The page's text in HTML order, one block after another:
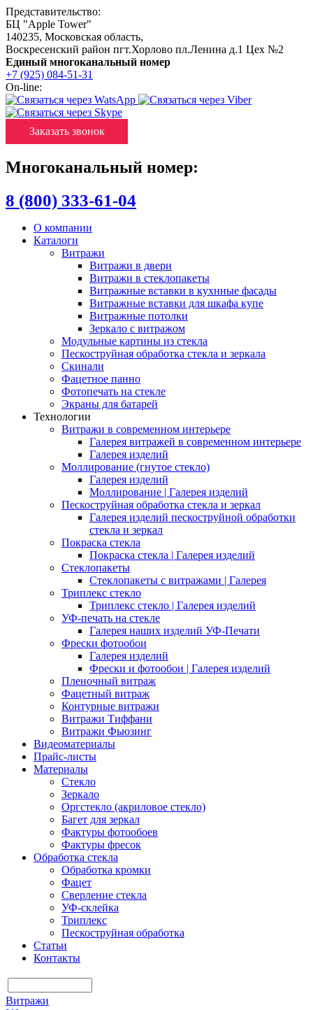
Представительство:
БЦ "Apple Tower"
140235, Московская область,
Воскресенский район пгт.Хорлово пл.Ленина д.1 Цех №2
Единый многоканальный номер
+7 (925) 084-51-31
On-line:
Заказать звонок
Многоканальный номер:
8 (800) 333-61-04
О компании
Каталоги
Витражи
Витражи в двери
Витражи в стеклопакеты
Витражные вставки в кухнные фасады
Витражные вставки для шкафа купе
Витражные потолки
Зеркало с витражом
Модульные картины из стекла
Пескоструйная обработка стекла и зеркала
Скинали
Фацетное панно
Фотопечать на стекле
Экраны для батарей
Технологии
Витражи в современном интерьере
Галерея витражей в современном интерьере
Галерея изделий
Моллирование (гнутое стекло)
Галерея изделий
Моллирование | Галерея изделий
Пескоструйная обработка стекла и зеркал
Галерея изделий пескоструйной обработки
стекла и зеркал
Покраска стекла
Покраска стекла | Галерея изделий
Стеклопакеты
Стеклопакеты с витражами | Галерея
Триплекс стекло
Триплекс стекло | Галерея изделий
УФ-печать на стекле
Галерея наших изделий УФ-Печати
Фрески фотообои
Галерея изделий
Фрески и фотообои | Галерея изделий
Пленочный витраж
Фацетный витраж
Контурные витражи
Витражи Тиффани
Витражи Фьюзинг
Видеоматериалы
Прайс-листы
Материалы
Стекло
Зеркало
Оргстекло (акриловое стекло)
Багет для зеркал
Фактуры фотообоев
Фактуры фресок
Обработка стекла
Обработка кромки
Фацет
Сверление стекла
УФ-склейка
Триплекс
Пескоструйная обработка
Статьи
Контакты
Витражи